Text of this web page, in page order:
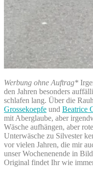
Werbung ohne Auftrag*
den Jahren besonders
schlafen lang. Über die
Grossekoepfe und Beatrice
mit Aberglaube, aber
Wäsche aufhängen, aber
Unterwäsche zu Silvester
vor vielen Jahren, die mir
unser Wochenenende in
Original findet Ihr wie